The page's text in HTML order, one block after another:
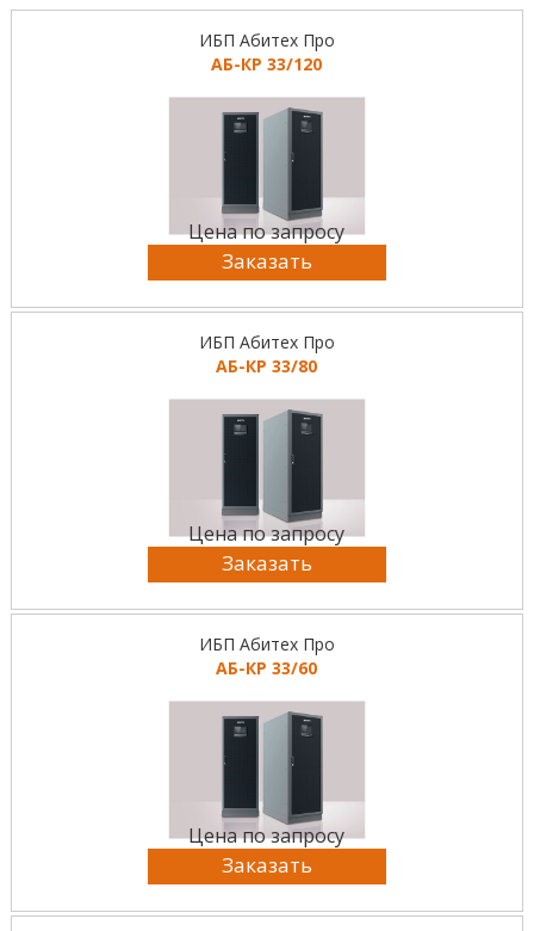
ИБП Абитех Про
АБ-КР 33/120
Цена по запросу
Заказать
ИБП Абитех Про
АБ-КР 33/80
Цена по запросу
Заказать
ИБП Абитех Про
АБ-КР 33/60
Цена по запросу
Заказать